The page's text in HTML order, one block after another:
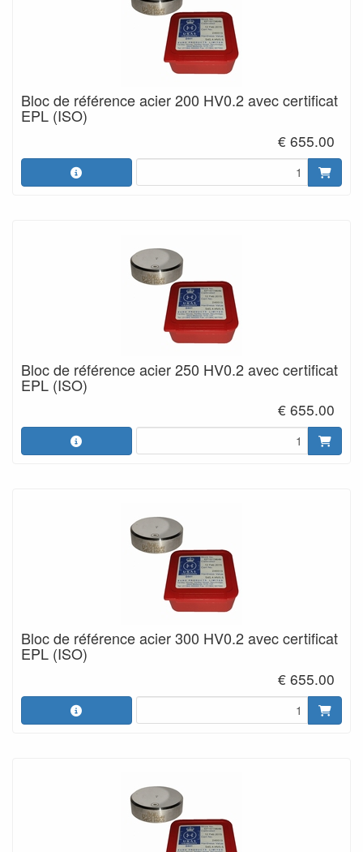
Bloc de référence acier 200 HV0.2 avec certificat
EPL (ISO)
€ 655.00
Bloc de référence acier 250 HV0.2 avec certificat
EPL (ISO)
€ 655.00
Bloc de référence acier 300 HV0.2 avec certificat
EPL (ISO)
€ 655.00